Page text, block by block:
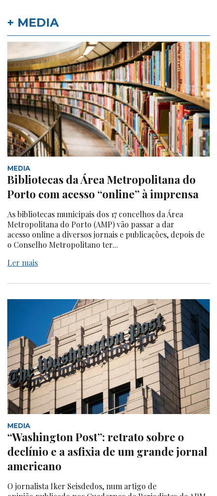
+ MEDIA
MEDIA
Bibliotecas da Área Metropolitana do
Porto com acesso “online” à imprensa
As bibliotecas municipais dos 17 concelhos da Área
Metropolitana do Porto (AMP) vão passar a dar
acesso online a diversos jornais e publicações, depois de
o Conselho Metropolitano ter...
Ler mais
MEDIA
“Washington Post”: retrato sobre o
declínio e a asfixia de um grande jornal
americano
O jornalista Iker Seisdedos, num artigo de